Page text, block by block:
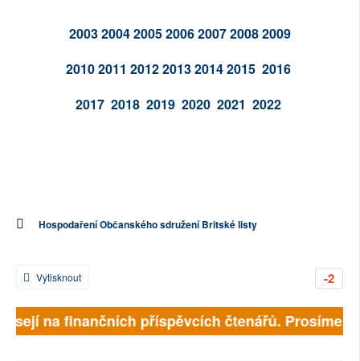
2003200420052006200720082009
20102011 2012201320142015 2016
2017 2018 2019 2020 2021 2022
Hospodaření Občanského sdružení Britské listy
-2
Vytisknout
na finančních příspěvcích čtenářů. Prosíme,